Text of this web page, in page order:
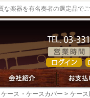
楽器を有名奏者の選定品で
ケース・ケースカバー > ケース